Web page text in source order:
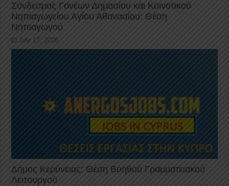
Σύνδεσμος Γονέων Δημοσίου και Κοινοτικού
Νηπιαγωγείου Αγίου Αθανασίου: Θέση
Νηπιαγωγού
July 17, 2026
Δήμος Κερύνειας: Θέση Βοηθού Γραμματειακού
Λειτουργού